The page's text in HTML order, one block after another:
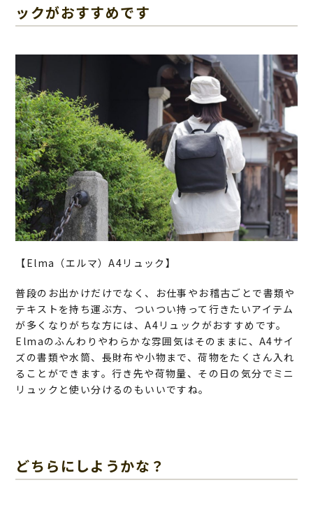
ックがおすすめです
【Elma（エルマ）A4リュック】
普段のお出かけだけでなく、お仕事やお稽古ごとで書類や
テキストを持ち運ぶ方、ついつい持って行きたいアイテム
が多くなりがちな方には、A4リュックがおすすめです。
Elmaのふんわりやわらかな雰囲気はそのままに、A4サイ
ズの書類や水筒、長財布や小物まで、荷物をたくさん入れ
ることができます。行き先や荷物量、その日の気分でミニ
リュックと使い分けるのもいいですね。
どちらにしようかな？